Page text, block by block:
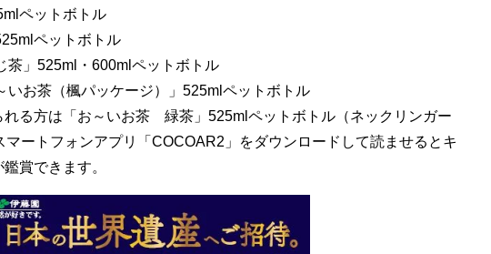
ペットボトル
ペットボトル
茶」525ml・600mlペットボトル
いお茶（楓パッケージ）」525mlペットボトル
れる方は「お～いお茶 緑茶」525mlペットボトル（ネックリンガー
マートフォンアプリ「COCOAR2」をダウンロードして読ませるとキ
賞できます。